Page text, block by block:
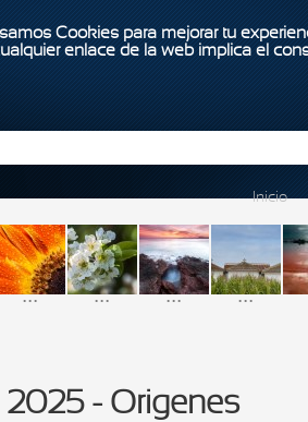
Cookies para mejorar tu
enlace de la web implica el
Inicio
... ... ... ...
2025 - Origenes